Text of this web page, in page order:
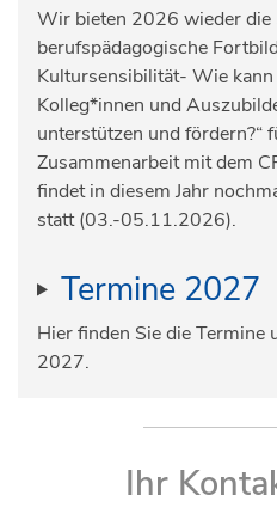
Wir bieten 2026 wieder die
berufspädagogische
Kultursensibilität- Wie
Kolleg*innen und
unterstützen und fördern?“
Zusammenarbeit mit dem
findet in diesem Jahr
statt (03.-05.11.2026).
Termine 2027
Hier finden Sie die
2027.
Ihr